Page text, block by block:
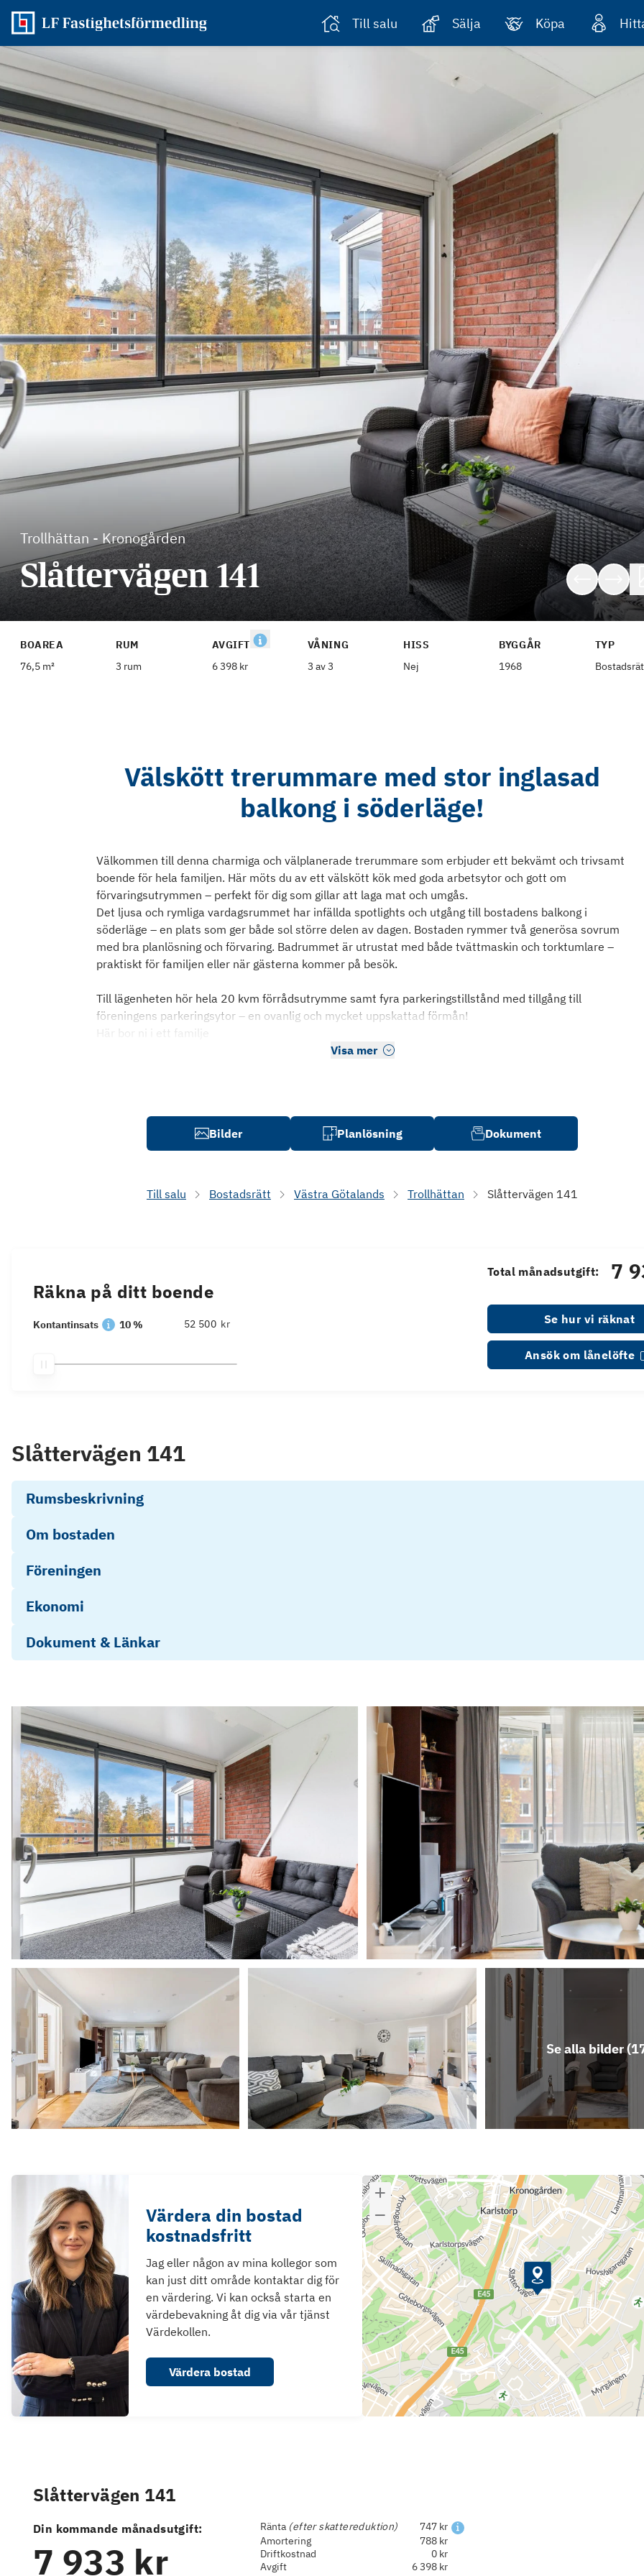
Till salu Sälja Köpa
Trollhättan - Kronogården
Slåttervägen 141
BOAREA
76,5 m²
RUM
3 rum
AVGIFT
6 398 kr
VÅNING
3 av 3
HISS
Nej
BYGGÅR
1968
TYP
Välskött trerummare med stor inglasad
balkong i söderläge!
Välkommen till denna charmiga och välplanerade trerummare som erbjuder ett bekvämt och trivsamt
boende för hela familjen. Här möts du av ett välskött kök med goda arbetsytor och gott om
förvaringsutrymmen – perfekt för dig som gillar att laga mat och umgås.
Det ljusa och rymliga vardagsrummet har infällda spotlights och utgång till bostadens balkong i
söderläge – en plats som ger både sol större delen av dagen. Bostaden rymmer två generösa sovrum
med bra planlösning och förvaring. Badrummet är utrustat med både tvättmaskin och torktumlare –
praktiskt för familjen eller när gästerna kommer på besök.
Till lägenheten hör hela 20 kvm förrådsutrymme samt fyra parkeringstillstånd med tillgång till
föreningens parkeringsytor – en ovanlig och mycket uppskattad förmån!
Här bor ni i ett familje
Visa mer
Bilder Planlösning Dokument
Till salu Bostadsrätt Västra Götalands Trollhättan Slåttervägen 141
Räkna på ditt boende
Kontantinsats 10 % kr
Total månadsutgift: 7
Se hur vi räknat
Ansök om lånelöfte
Slåttervägen 141
Rumsbeskrivning
Om bostaden
Föreningen
Ekonomi
Dokument & Länkar
Se alla bilder (
Värdera din bostad
kostnadsfritt
Jag eller någon av mina kollegor som
kan just ditt område kontaktar dig för
en värdering. Vi kan också starta en
värdebevakning åt dig via vår tjänst
Värdekollen.
Värdera bostad
Slåttervägen 141
Din kommande månadsutgift:
7 933 kr
Ränta (efter skattereduktion)
747 kr
Amortering
788 kr
Driftkostnad
0 kr
Avgift
6 398 kr